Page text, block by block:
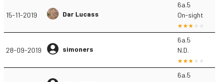
15-11-2019 Dar Lucass
6a.5
On-sight
28-09-2019 simoners
6a.5
N.D.
6a.5